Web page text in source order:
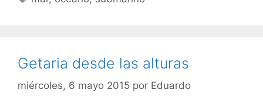
Getaria desde las alturas
miércoles, 6 mayo 2015 por Eduardo